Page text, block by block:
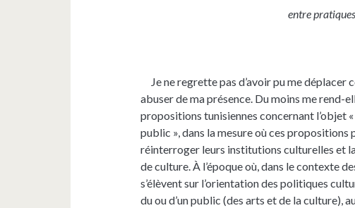
entre
Je ne regrette pas d’avoir pu me déplacer
abuser de ma présence. Du moins me rend-
propositions tunisiennes concernant l’objet
public », dans la mesure où ces
réinterroger leurs institutions culturelles et
de culture. À l’époque où, dans le contexte
s’élèvent sur l’orientation des politiques
du ou d’un public (des arts et de la culture),